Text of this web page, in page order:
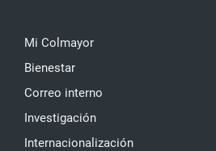
Mi Colmayor
Bienestar
Correo interno
Investigación
Internacionalización